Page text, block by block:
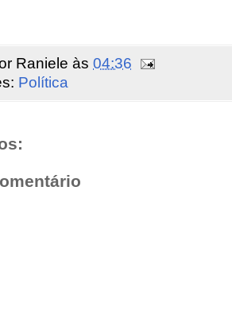
Raniele às 04:36
Política